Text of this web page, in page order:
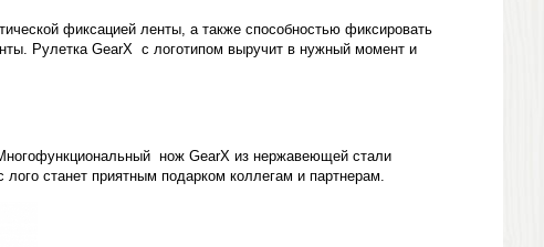
фиксацией ленты, а также способностью фиксировать
Рулетка GearX с логотипом выручит в нужный момент и
нож GearX из нержавеющей стали
станет приятным подарком коллегам и партнерам.